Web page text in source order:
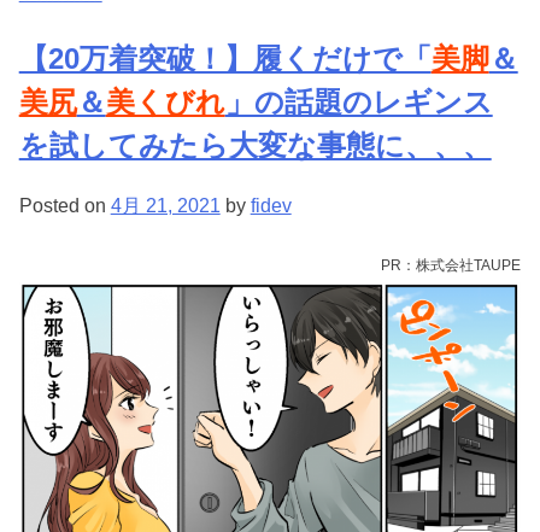
【20万着突破！】履くだけで「美脚＆
美尻＆美くびれ」の話題のレギンス
を試してみたら大変な事態に、、、
Posted on 4月 21, 2021 by fidev
PR：株式会社TAUPE